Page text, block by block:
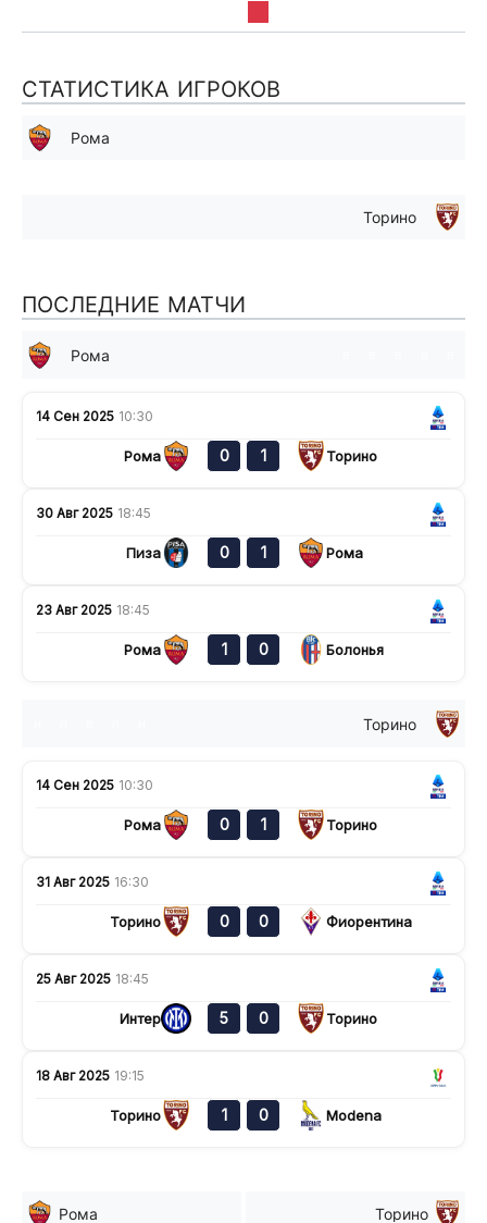
СТАТИСТИКА ИГРОКОВ
Рома
Торино
ПОСЛЕДНИЕ МАТЧИ
Рома
14 Сен 2025 10:30
Рома 0 1 Торино
30 Авг 2025 18:45
Пиза 0 1 Рома
23 Авг 2025 18:45
Рома 1 0 Болонья
Торино
14 Сен 2025 10:30
Рома 0 1 Торино
31 Авг 2025 16:30
Торино 0 0 Фиорентина
25 Авг 2025 18:45
Интер 5 0 Торино
18 Авг 2025 19:15
Торино 1 0 Modena
Рома Торино